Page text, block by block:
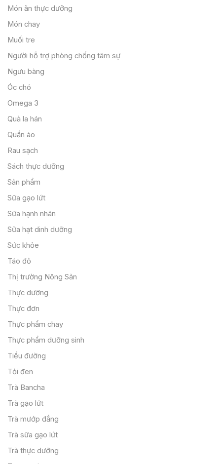
Món ăn thực dưỡng
Món chay
Muối tre
Người hỗ trợ phòng chống tâm sự
Ngưu bàng
Óc chó
Omega 3
Quả la hán
Quần áo
Rau sạch
Sách thực dưỡng
Sản phẩm
Sữa gạo lứt
Sữa hạnh nhân
Sữa hạt dinh dưỡng
Sức khỏe
Táo đỏ
Thị trường Nông Sản
Thực dưỡng
Thực đơn
Thực phẩm chay
Thực phẩm dưỡng sinh
Tiểu đường
Tỏi đen
Trà Bancha
Trà gạo lứt
Trà mướp đắng
Trà sữa gạo lứt
Trà thực dưỡng